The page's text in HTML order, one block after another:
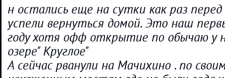
н остались еще на сутки как раз перед
успели вернуться домой. Это наш
году хотя офф открытие по обычаю у
озере" Круглое"
А сейчас рванули на Мачихино . по